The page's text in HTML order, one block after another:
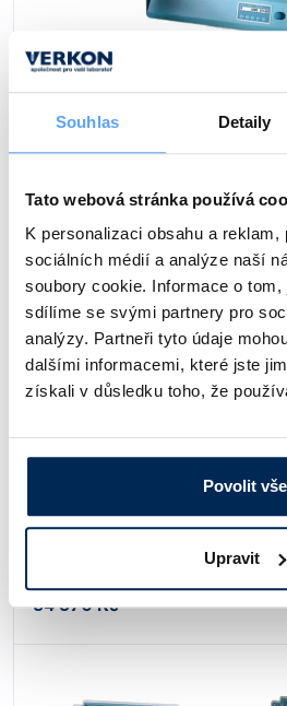
Souhlas Detaily
Tato webová stránka používá
K personalizaci obsahu a
sociálních médií a analýze naší
soubory cookie. Informace o
sdílíme se svými partnery pro
analýzy. Partneři tyto údaje
dalšími informacemi, které jste
získali v důsledku toho, že
Povolit vše
Upravit
Centrifuga Hettich ROTOFIX 46
Centrifuga Hettich MIKRO 185
Vhodná pro práci s mikrozkumavkami a
Kompatibilní se 4 úhlovými rotory. Max.
34 570 Kč